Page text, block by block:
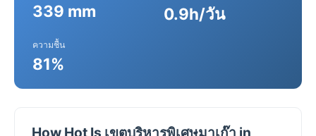
339 mm 0.9h/วัน
ความชื้น
81%
How Hot Is เขตบริหารพิเศษมาเก๊า in